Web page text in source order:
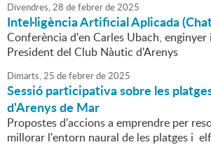
Divendres,28 defebrerde2025
Intel·ligència Artificial Aplicada
Conferència d'en Carles Ubach,
President del Club Nàutic d'Arenys
Dimarts,25 defebrerde2025
Sessió participativa sobre les
d'Arenys de Mar
Propostes d'accions a emprendre per
millorar l'entorn naural de les platges i